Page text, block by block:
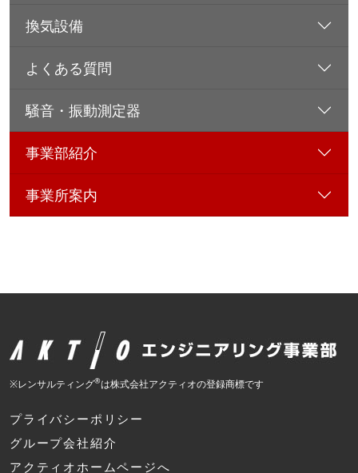
換気設備
よくある質問
騒音・振動測定器
事業部紹介
事業所案内
※レンサルティング®は株式会社アクティオの登録商標です
プライバシーポリシー
グループ会社紹介
アクティオホームページへ